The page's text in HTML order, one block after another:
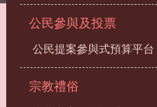
公民參與及投票
公民提案參與式預算平台
宗教禮俗